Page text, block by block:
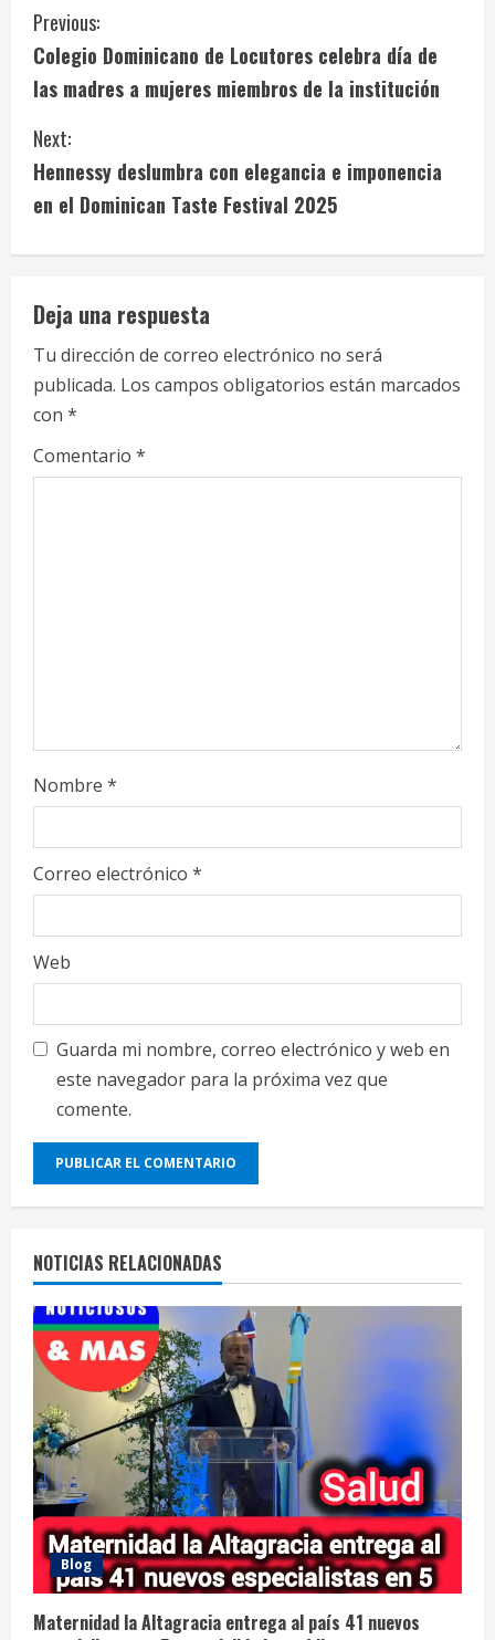
C
o
n
t
i
n
u
e
R
e
a
Previous:
Colegio Dominicano de Locutores celebra día de
las madres a mujeres miembros de la institución
Next:
Hennessy deslumbra con elegancia e imponencia
en el Dominican Taste Festival 2025
Deja una respuesta
Tu dirección de correo electrónico no será
publicada. Los campos obligatorios están marcados
con *
Comentario *
Nombre *
Correo electrónico *
Web
Guarda mi nombre, correo electrónico y web en
este navegador para la próxima vez que
comente.
NOTICIAS RELACIONADAS
Blog
Maternidad la Altagracia entrega al país 41 nuevos